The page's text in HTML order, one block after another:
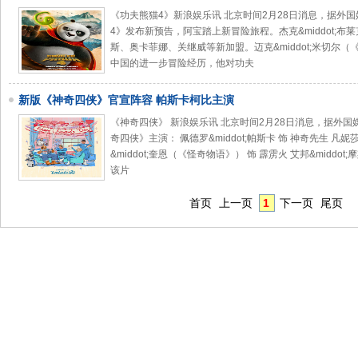
《功夫熊猫4》新浪娱乐讯 北京时间2月28日消息，据外
4》发布新预告，阿宝踏上新冒险旅程。杰克&middot;布
斯、奥卡菲娜、关继威等新加盟。迈克&middot;米切尔（
中国的进一步冒险经历，他对功夫
新版《神奇四侠》官宣阵容 帕斯卡柯比主演
《神奇四侠》 新浪娱乐讯 北京时间2月28日消息，据外
奇四侠》主演： 佩德罗&middot;帕斯卡 饰 神奇先生 凡妮
&middot;奎恩（《怪奇物语》） 饰 霹雳火 艾邦&middot;
该片
首页 上一页 1 下一页 尾页